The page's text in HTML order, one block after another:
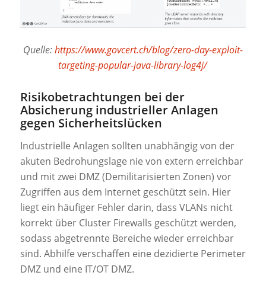
Quelle:https://www.govcert.ch/blog/zero-day-exploit-
targeting-popular-java-library-log4j/
Risikobetrachtungen bei der
Absicherung industrieller Anlagen
gegen Sicherheitslücken
Industrielle Anlagen sollten unabhängig von der
akuten Bedrohungslage nie von extern erreichbar
und mit zwei DMZ (Demilitarisierten Zonen) vor
Zugriffen aus dem Internet geschützt sein. Hier
liegt ein häufiger Fehler darin, dass VLANs nicht
korrekt über Cluster Firewalls geschützt werden,
sodass abgetrennte Bereiche wieder erreichbar
sind. Abhilfe verschaffen eine dezidierte Perimeter
DMZ und eine IT/OT DMZ.